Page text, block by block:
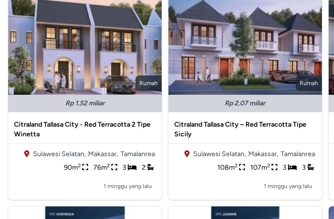
Rumah
Rp 1.52 miliar
Citraland Tallasa City - Red Terracotta 2 Tipe
Winetta
Sulawesi Selatan, Makassar, Tamalanrea
90m2 76m2 3 2
1 minggu yang lalu
Rumah
Rp 2.07 miliar
Citraland Tallasa City – Red Terracotta Tipe
Sicily
Sulawesi Selatan, Makassar, Tamalanrea
108m2 107m2 3 3
1 minggu yang lalu